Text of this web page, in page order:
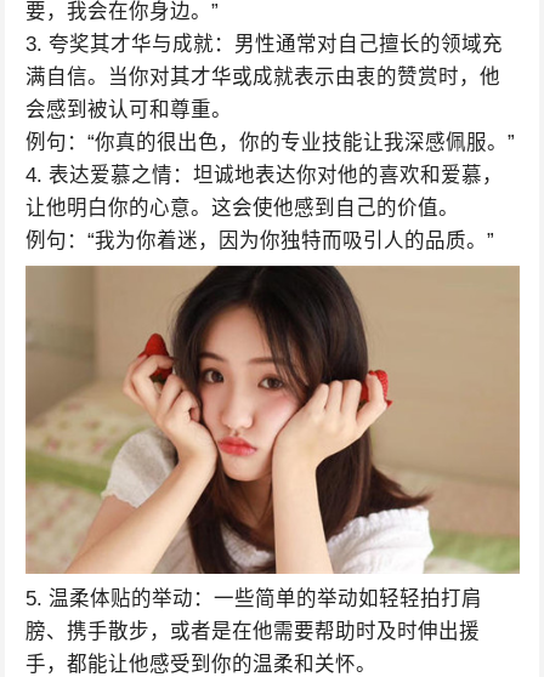
要，我会在你身边。”
3. 夸奖其才华与成就：男性通常对自己擅长的领域充
满自信。当你对其才华或成就表示由衷的赞赏时，他
会感到被认可和尊重。
例句：“你真的很出色，你的专业技能让我深感佩服。”
4. 表达爱慕之情：坦诚地表达你对他的喜欢和爱慕，
让他明白你的心意。这会使他感到自己的价值。
例句：“我为你着迷，因为你独特而吸引人的品质。”
5. 温柔体贴的举动：一些简单的举动如轻轻拍打肩
膀、携手散步，或者是在他需要帮助时及时伸出援
手，都能让他感受到你的温柔和关怀。